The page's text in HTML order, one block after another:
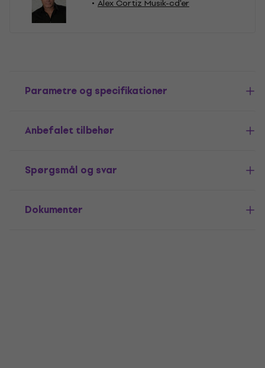
Alex Cortiz Musik-cd'er
Parametre og specifikationer
Anbefalet tilbehør
Spørgsmål og svar
Dokumenter